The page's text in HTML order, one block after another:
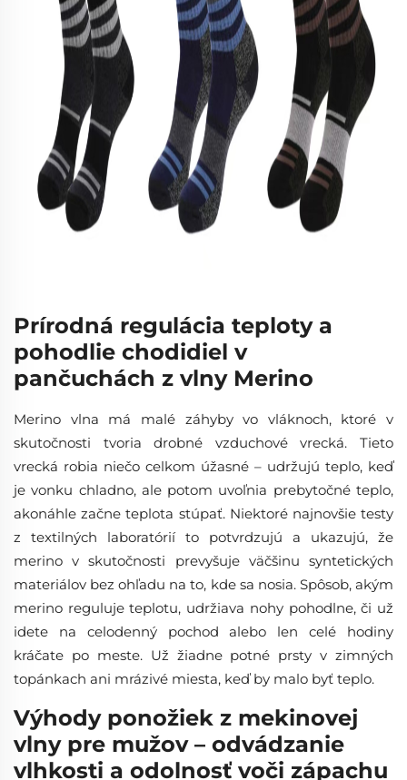
Prírodná regulácia teploty a
pohodlie chodidiel v
pančuchách z vlny Merino
Merino vlna má malé záhyby vo vláknoch, ktoré v
skutočnosti tvoria drobné vzduchové vrecká. Tieto
vrecká robia niečo celkom úžasné – udržujú teplo, keď
je vonku chladno, ale potom uvoľnia prebytočné teplo,
akonáhle začne teplota stúpať. Niektoré najnovšie testy
z textilných laboratórií to potvrdzujú a ukazujú, že
merino v skutočnosti prevyšuje väčšinu syntetických
materiálov bez ohľadu na to, kde sa nosia. Spôsob, akým
merino reguluje teplotu, udržiava nohy pohodlne, či už
idete na celodenný pochod alebo len celé hodiny
kráčate po meste. Už žiadne potné prsty v zimných
topánkach ani mrázivé miesta, keď by malo byť teplo.
Výhody ponožiek z mekinovej
vlny pre mužov – odvádzanie
vlhkosti a odolnosť voči zápachu